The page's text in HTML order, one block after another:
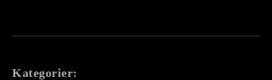
Kategorier: